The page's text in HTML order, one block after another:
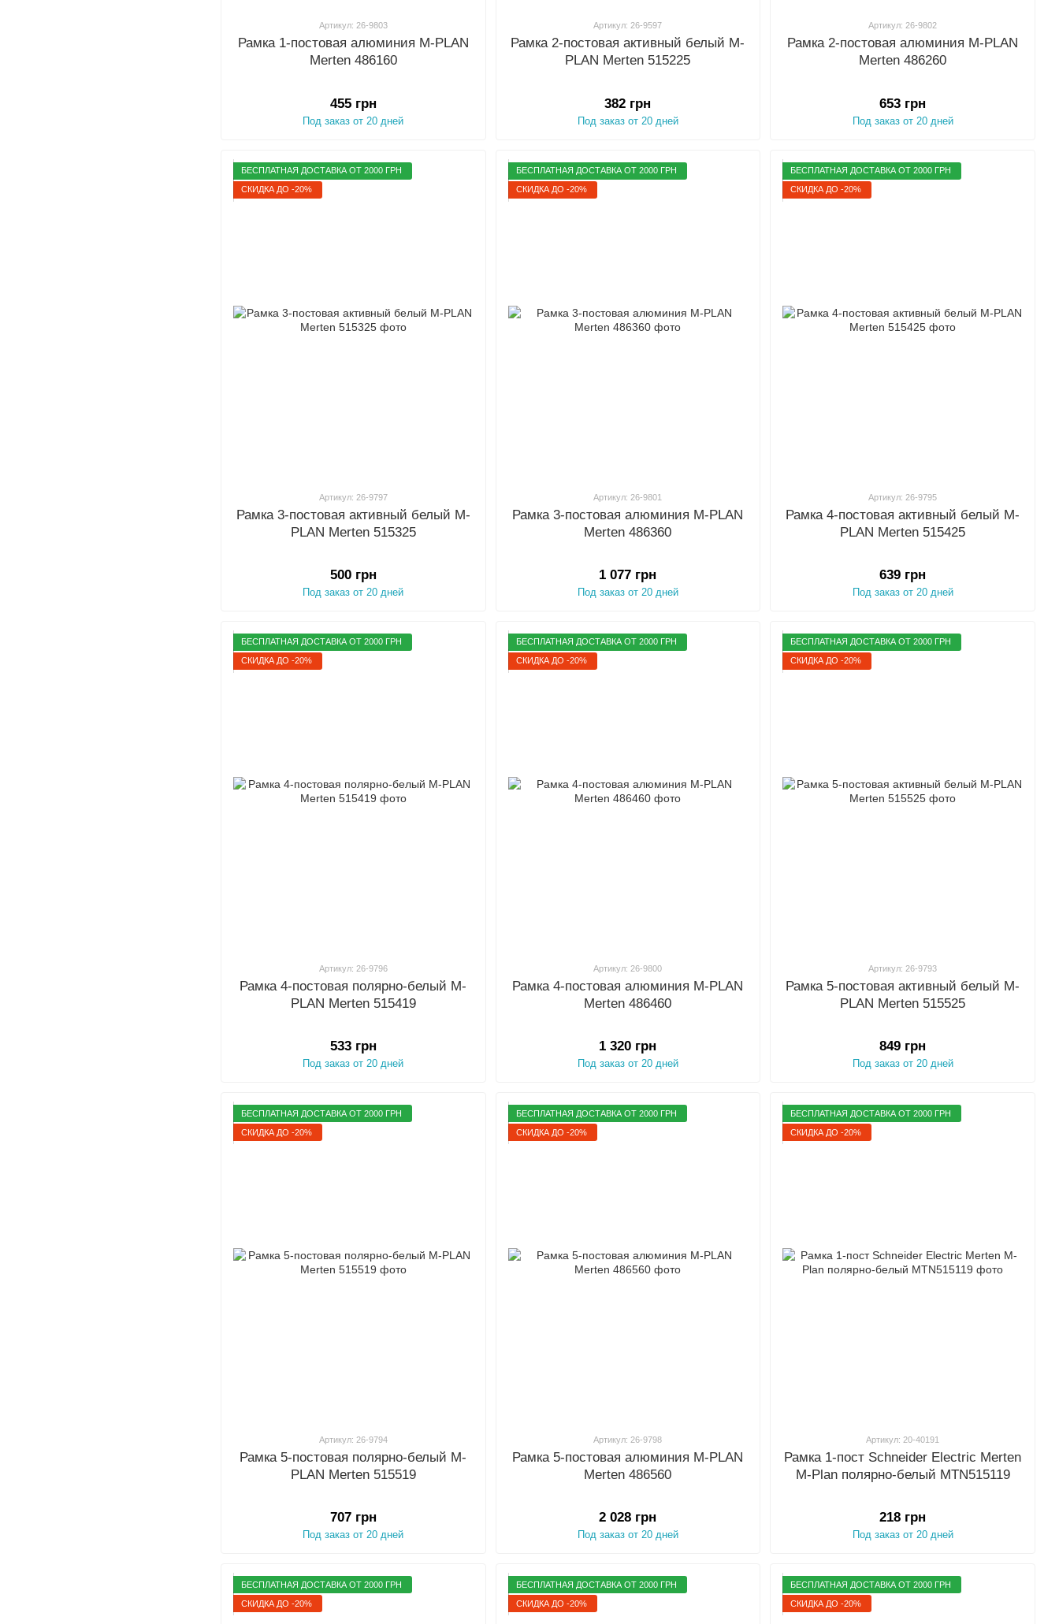
Артикул: 26-9803
Рамка 1-постовая алюминия M-PLAN
Merten 486160
455 грн
Под заказ от 20 дней
Артикул: 26-9597
Рамка 2-постовая активный белый M-
PLAN Merten 515225
382 грн
Под заказ от 20 дней
Артикул: 26-9802
Рамка 2-постовая алюминия M-PLAN
Merten 486260
653 грн
Под заказ от 20 дней
БЕСПЛАТНАЯ ДОСТАВКА ОТ 2000 ГРН
СКИДКА ДО -20%
Артикул: 26-9797
Рамка 3-постовая активный белый M-
PLAN Merten 515325
500 грн
Под заказ от 20 дней
БЕСПЛАТНАЯ ДОСТАВКА ОТ 2000 ГРН
СКИДКА ДО -20%
Артикул: 26-9801
Рамка 3-постовая алюминия M-PLAN
Merten 486360
1 077 грн
Под заказ от 20 дней
БЕСПЛАТНАЯ ДОСТАВКА ОТ 2000 ГРН
СКИДКА ДО -20%
Артикул: 26-9795
Рамка 4-постовая активный белый M-
PLAN Merten 515425
639 грн
Под заказ от 20 дней
БЕСПЛАТНАЯ ДОСТАВКА ОТ 2000 ГРН
СКИДКА ДО -20%
Артикул: 26-9796
Рамка 4-постовая полярно-белый M-
PLAN Merten 515419
533 грн
Под заказ от 20 дней
БЕСПЛАТНАЯ ДОСТАВКА ОТ 2000 ГРН
СКИДКА ДО -20%
Артикул: 26-9800
Рамка 4-постовая алюминия M-PLAN
Merten 486460
1 320 грн
Под заказ от 20 дней
БЕСПЛАТНАЯ ДОСТАВКА ОТ 2000 ГРН
СКИДКА ДО -20%
Артикул: 26-9793
Рамка 5-постовая активный белый M-
PLAN Merten 515525
849 грн
Под заказ от 20 дней
БЕСПЛАТНАЯ ДОСТАВКА ОТ 2000 ГРН
СКИДКА ДО -20%
Артикул: 26-9794
Рамка 5-постовая полярно-белый M-
PLAN Merten 515519
707 грн
Под заказ от 20 дней
БЕСПЛАТНАЯ ДОСТАВКА ОТ 2000 ГРН
СКИДКА ДО -20%
Артикул: 26-9798
Рамка 5-постовая алюминия M-PLAN
Merten 486560
2 028 грн
Под заказ от 20 дней
БЕСПЛАТНАЯ ДОСТАВКА ОТ 2000 ГРН
СКИДКА ДО -20%
Артикул: 20-40191
Рамка 1-пост Schneider Electric Merten
M-Plan полярно-белый MTN515119
218 грн
Под заказ от 20 дней
БЕСПЛАТНАЯ ДОСТАВКА ОТ 2000 ГРН
СКИДКА ДО -20%
БЕСПЛАТНАЯ ДОСТАВКА ОТ 2000 ГРН
СКИДКА ДО -20%
БЕСПЛАТНАЯ ДОСТАВКА ОТ 2000 ГРН
СКИДКА ДО -20%